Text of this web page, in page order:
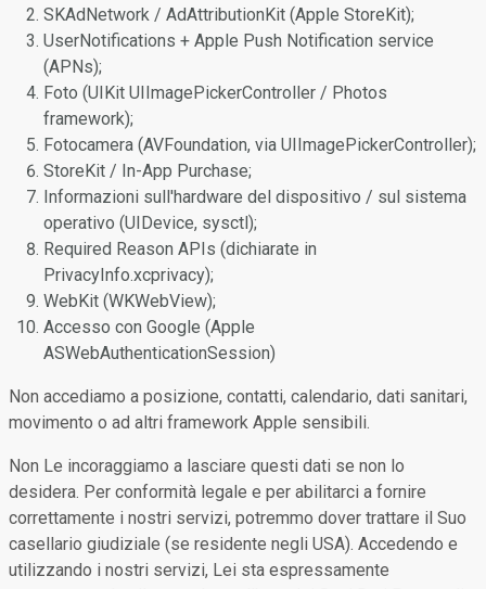
SKAdNetwork / AdAttributionKit (Apple StoreKit);
UserNotifications + Apple Push Notification service
(APNs);
Foto (UIKit UIImagePickerController / Photos
framework);
Fotocamera (AVFoundation, via UIImagePickerController);
StoreKit / In-App Purchase;
Informazioni sull'hardware del dispositivo / sul sistema
operativo (UIDevice, sysctl);
Required Reason APIs (dichiarate in
PrivacyInfo.xcprivacy);
WebKit (WKWebView);
Accesso con Google (Apple
ASWebAuthenticationSession)
Non accediamo a posizione, contatti, calendario, dati sanitari,
movimento o ad altri framework Apple sensibili.
Non Le incoraggiamo a lasciare questi dati se non lo
desidera. Per conformità legale e per abilitarci a fornire
correttamente i nostri servizi, potremmo dover trattare il Suo
casellario giudiziale (se residente negli USA). Accedendo e
utilizzando i nostri servizi, Lei sta espressamente